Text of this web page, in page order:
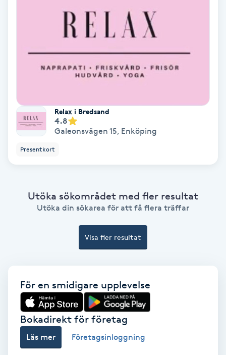
Ansiktsbehandling djuprengörande
Babylights
Bambumassage
Barber
Barnklippning
Brynfärgning
Brynplockning
Relax i Bredsand
4.8
Galeonsvägen 15, Enköping
Presentkort
Utöka sökområdet med fler resultat
Utöka din sökarea för att få flera träffar
Visa fler resultat
För en smidigare upplevelse
Bokadirekt för företag
Läs mer Företagsinloggning